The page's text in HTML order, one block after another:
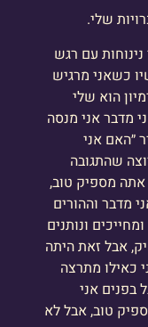
שלי.
עם רגש
כשאני מרגיש
הוא שלי
מדבר אני מנסה
״האם אני
שהתגובה
מספיק טוב,
מדבר וההורים
ונותנים
אבל זאת היתה
כאילו מתרצה
אני
טוב, אבל לא